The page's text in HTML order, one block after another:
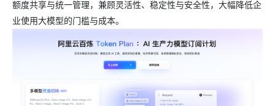
额度共享与统一管理，兼顾灵活性、稳定性与安全性，大幅降低企
业使用大模型的门槛与成本。